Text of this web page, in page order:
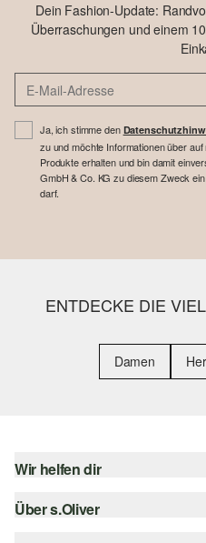
Dein Fashion-Update:
Überraschungen und einem
Ja, ich stimme den
zu und möchte Informationen über
Produkte erhalten und bin damit
GmbH & Co. KG zu diesem Zweck
darf.
ENTDECKE DIE
Damen
Wir helfen dir
Hilfe & FAQ
Über s.Oliver